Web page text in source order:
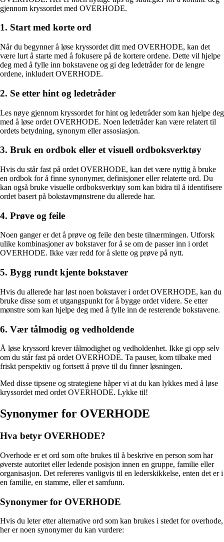
gjennom kryssordet med OVERHODE.
1. Start med korte ord
Når du begynner å løse kryssordet ditt med OVERHODE, kan det
være lurt å starte med å fokusere på de kortere ordene. Dette vil hjelpe
deg med å fylle inn bokstavene og gi deg ledetråder for de lengre
ordene, inkludert OVERHODE.
2. Se etter hint og ledetråder
Les nøye gjennom kryssordet for hint og ledetråder som kan hjelpe deg
med å løse ordet OVERHODE. Noen ledetråder kan være relatert til
ordets betydning, synonym eller assosiasjon.
3. Bruk en ordbok eller et visuell ordboksverktøy
Hvis du står fast på ordet OVERHODE, kan det være nyttig å bruke
en ordbok for å finne synonymer, definisjoner eller relaterte ord. Du
kan også bruke visuelle ordboksverktøy som kan bidra til å identifisere
ordet basert på bokstavmønstrene du allerede har.
4. Prøve og feile
Noen ganger er det å prøve og feile den beste tilnærmingen. Utforsk
ulike kombinasjoner av bokstaver for å se om de passer inn i ordet
OVERHODE. Ikke vær redd for å slette og prøve på nytt.
5. Bygg rundt kjente bokstaver
Hvis du allerede har løst noen bokstaver i ordet OVERHODE, kan du
bruke disse som et utgangspunkt for å bygge ordet videre. Se etter
mønstre som kan hjelpe deg med å fylle inn de resterende bokstavene.
6. Vær tålmodig og vedholdende
Å løse kryssord krever tålmodighet og vedholdenhet. Ikke gi opp selv
om du står fast på ordet OVERHODE. Ta pauser, kom tilbake med
friskt perspektiv og fortsett å prøve til du finner løsningen.
Med disse tipsene og strategiene håper vi at du kan lykkes med å løse
kryssordet med ordet OVERHODE. Lykke til!
Synonymer for OVERHODE
Hva betyr OVERHODE?
Overhode er et ord som ofte brukes til å beskrive en person som har
øverste autoritet eller ledende posisjon innen en gruppe, familie eller
organisasjon. Det refereres vanligvis til en lederskikkelse, enten det er i
en familie, en stamme, eller et samfunn.
Synonymer for OVERHODE
Hvis du leter etter alternative ord som kan brukes i stedet for overhode,
her er noen synonymer du kan vurdere: